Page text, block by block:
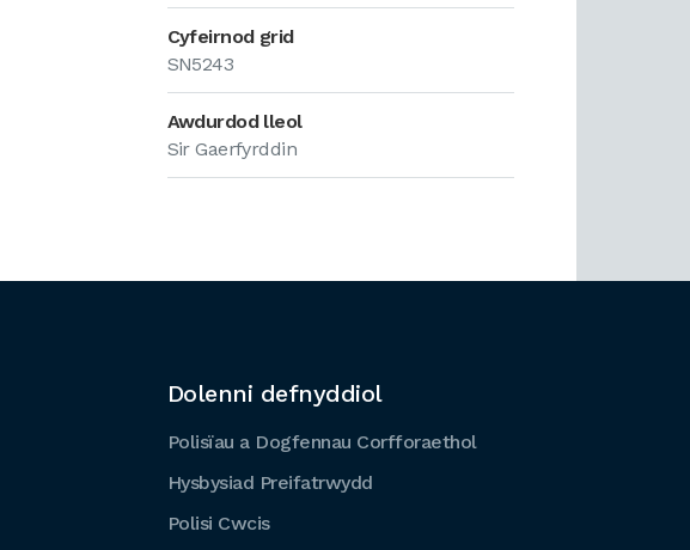
Cyfeirnod grid
SN5243
Awdurdod lleol
Sir Gaerfyrddin
Dolenni defnyddiol
Polisïau a Dogfennau Corfforaethol
Hysbysiad Preifatrwydd
Polisi Cwcis